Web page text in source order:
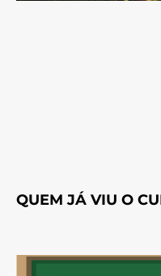
QUEM JÁ VIU O